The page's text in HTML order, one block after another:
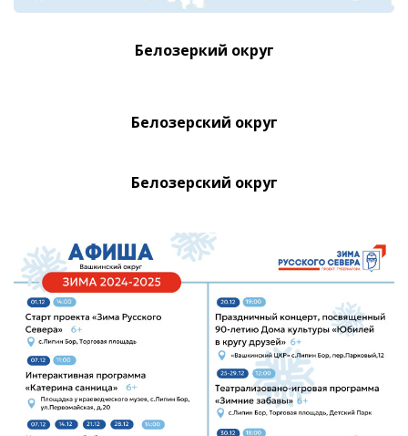
Белозеркий округ
Белозерский округ
Белозерский округ